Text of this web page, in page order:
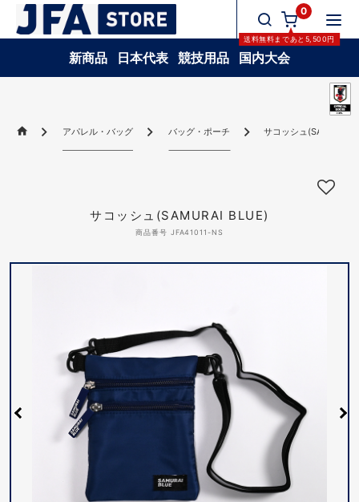
0
送料無料まであと 5,500円
新商品 日本代表 競技用品 国内大会
アパレル・バッグ バッグ・ポーチ サコッシュ(SAMURAI
サコッシュ(SAMURAI BLUE)
商品番号 JFA41011-NS